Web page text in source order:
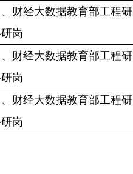
财经大数据教育部工程研
岗
财经大数据教育部工程研
岗
财经大数据教育部工程研
岗